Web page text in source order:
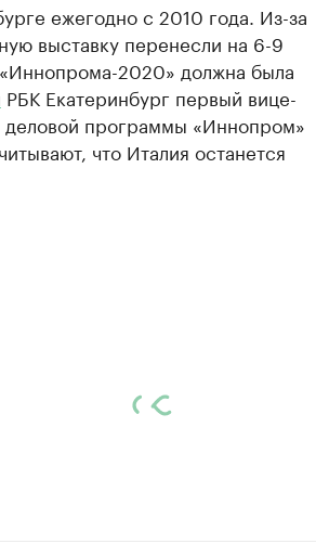
ежегодно с 2010 года. Из-за
выставку перенесли на 6-9
2020» должна была
РБК Екатеринбург первый вице-
программы «Иннопром»
что Италия останется